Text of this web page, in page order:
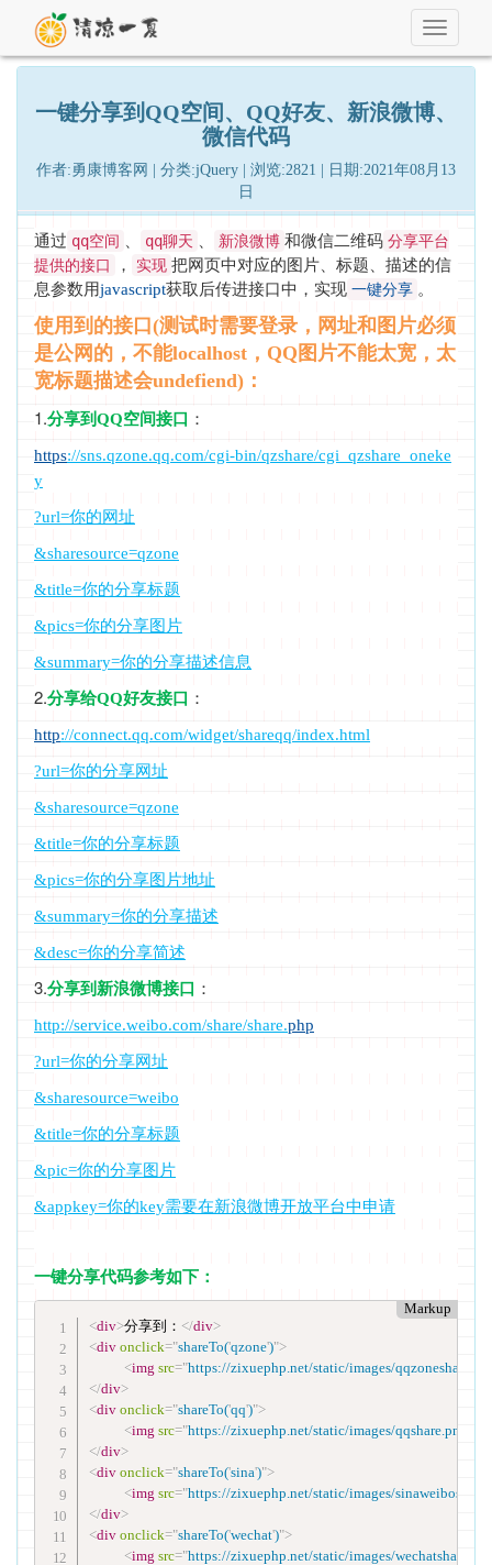
Toggle
一键分享到QQ空间、QQ好友、新浪微博、
微信代码
作者:勇康博客网 | 分类:jQuery | 浏览:2821 | 日期:2021年08月13
日
通过 qq空间 qq聊天 新浪微博 和微信二维码 分享平台
提供的接口
， 实现 把网页中对应的图片、标题、描述的信
息参数用javascript获取后传进接口中，实现 一键分享 。
使用到的接口(测试时需要登录，网址和图片必须
是公网的，不能localhost，QQ图片不能太宽，太
宽标题描述会undefiend)：
1.分享到QQ空间接口 ：
https://sns.qzone.qq.com/cgi-bin/qzshare/cgi_qzshare_oneke
y
?url=你的网址
&sharesource=qzone
&title=你的分享标题
&pics=你的分享图片
&summary=你的分享描述信息
2.分享给QQ好友接口 ：
http://connect.qq.com/widget/shareqq/index.html
?url=你的分享网址
&sharesource=qzone
&title=你的分享标题
&pics=你的分享图片地址
&summary=你的分享描述
&desc=你的分享简述
3.分享到新浪微博接口 ：
http://service.weibo.com/share/share.php
?url=你的分享网址
&sharesource=weibo
&title=你的分享标题
&pic=你的分享图片
&appkey=你的key需要在新浪微博开放平台中申请
一键分享代码参考如下：
Markup
<div>分享到： </div>
<div onclick="shareTo('qzone')">
<img src="https://zixuephp.net/static/images/
</div>
<div onclick="shareTo('qq')">
<img src="https://zixuephp.net/static/images/qqshare.png
</div>
<div onclick="shareTo('sina')">
<img src="https://zixuephp.net/static/images/
</div>
<div onclick="shareTo('wechat')">
<img src="https://zixuephp.net/static/images/